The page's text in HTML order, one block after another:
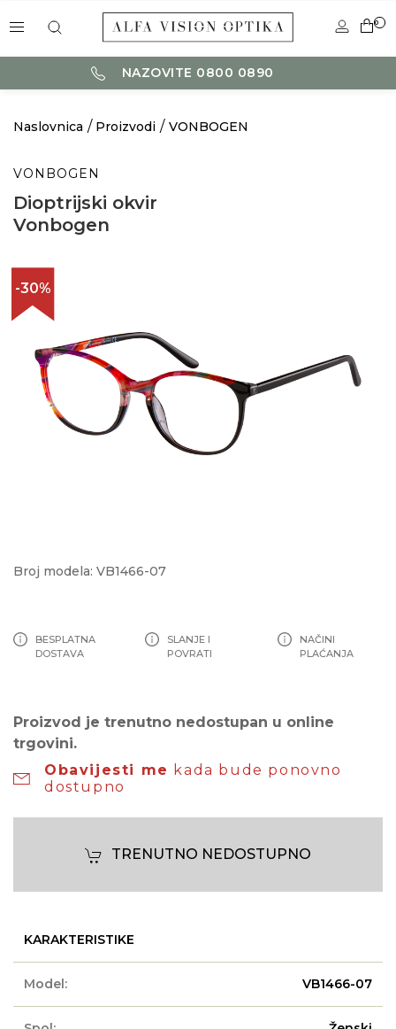
0
NAZOVITE 0800 0890
Naslovnica Proizvodi VONBOGEN
VONBOGEN
Dioptrijski okvir
Vonbogen
-30%
Broj modela: VB1466-07
BESPLATNA
DOSTAVA
SLANJE I
POVRATI
NAČINI
PLAĆANJA
Proizvod je trenutno nedostupan u online
trgovini.
Obavijesti me kada bude ponovno
dostupno
TRENUTNO NEDOSTUPNO
KARAKTERISTIKE
Model: VB1466-07